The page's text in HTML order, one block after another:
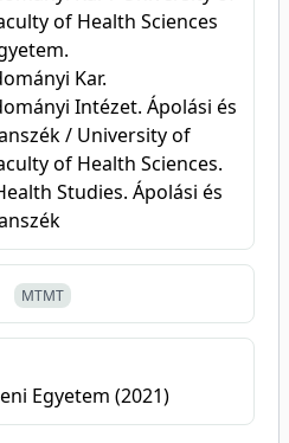
of Health Sciences
Kar.
Intézet. Ápolási és
/ University of
of Health Sciences.
Studies. Ápolási és
MTMT
Egyetem (2021)